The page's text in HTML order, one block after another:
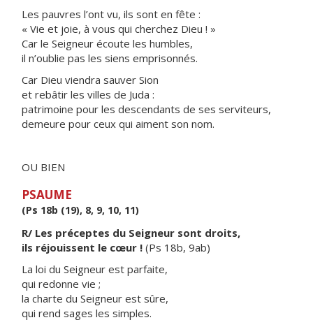
Les pauvres l’ont vu, ils sont en fête :
« Vie et joie, à vous qui cherchez Dieu ! »
Car le Seigneur écoute les humbles,
il n’oublie pas les siens emprisonnés.
Car Dieu viendra sauver Sion
et rebâtir les villes de Juda :
patrimoine pour les descendants de ses serviteurs,
demeure pour ceux qui aiment son nom.
OU BIEN
PSAUME
(Ps 18b (19), 8, 9, 10, 11)
R/ Les préceptes du Seigneur sont droits,
ils réjouissent le cœur ! (Ps 18b, 9ab)
La loi du Seigneur est parfaite,
qui redonne vie ;
la charte du Seigneur est sûre,
qui rend sages les simples.